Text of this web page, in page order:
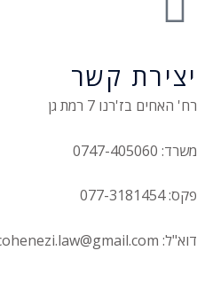
יצירת קשר
רח' האחים בז'רנו 7 רמת גן
משרד: 0747-405060
פקס: 077-3181454
דוא"ל: cohenezi.law@gmail.com